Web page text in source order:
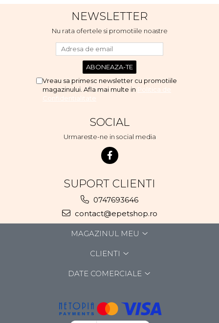
evita, nu o mananca cu
placere. Eu sunt multumit siNEWSLETTER
Nu rata ofertele si promotiile noastre
Vreau sa primesc newsletter cu promotiile
magazinului. Afla mai multe in Politica de
Confidentialitate
SOCIAL
Urmareste-ne in social media
SUPORT CLIENTI
0747693646
contact@epetshop.ro
MAGAZINUL MEU
CLIENTI
DATE COMERCIALE